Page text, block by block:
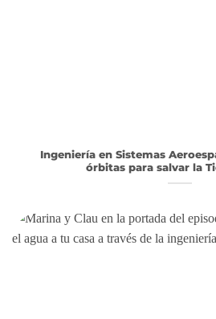
Ingeniería en Sistemas
órbitas para salvar la